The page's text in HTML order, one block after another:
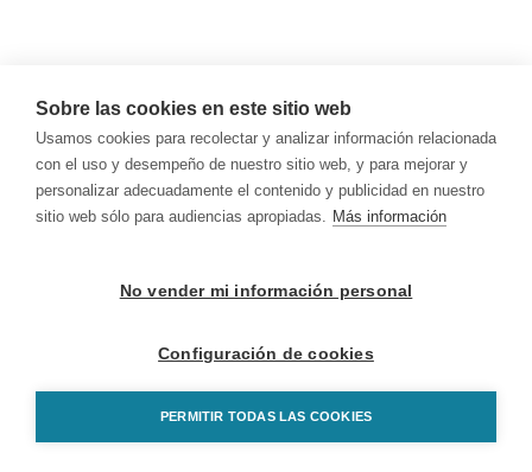
Sobre las cookies en este sitio web
Usamos cookies para recolectar y analizar información relacionada
con el uso y desempeño de nuestro sitio web, y para mejorar y
personalizar adecuadamente el contenido y publicidad en nuestro
sitio web sólo para audiencias apropiadas. Más información
No vender mi información personal
Configuración de cookies
PERMITIR TODAS LAS COOKIES